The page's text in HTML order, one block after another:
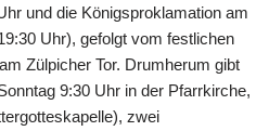
und die Königsproklamation am
Uhr), gefolgt vom festlichen
Zülpicher Tor. Drumherum gibt
9:30 Uhr in der Pfarrkirche,
zwei